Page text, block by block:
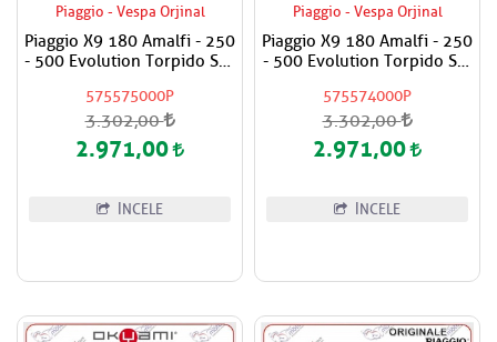
Piaggio - Vespa Orjinal
Piaggio X9 180 Amalfi - 250
- 500 Evolution Torpido Sağ
575575000P
3.302,00
2.971,00
İNCELE
Piaggio - Vespa Orjinal
Piaggio X9 180 Amalfi - 250
- 500 Evolution Torpido Sol
575574000P
3.302,00
2.971,00
İNCELE